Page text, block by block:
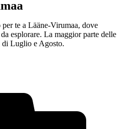
te a Lääne-Virumaa, dove
esplorare. La maggior parte delle
di Luglio e Agosto.